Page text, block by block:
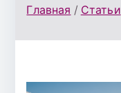
Главная Статьи